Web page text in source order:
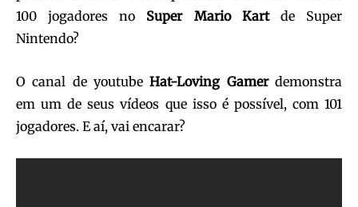
100 jogadores no Super Mario Kartde Super
Nintendo?
O canal de youtubeHat-Loving Gamerdemonstra
em um de seus vídeos que isso é possível, com 101
jogadores. E aí, vai encarar?